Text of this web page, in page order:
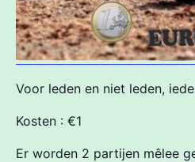
Voor leden en niet leden,
Kosten : €1
Er worden 2 partijen mêlee